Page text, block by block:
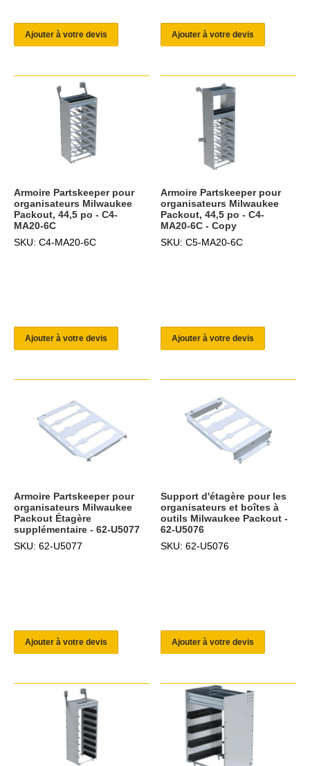
Ajouter à votre devis Ajouter à votre devis
Armoire Partskeeper pour
organisateurs Milwaukee
Packout, 44,5 po - C4-
MA20-6C
SKU: C4-MA20-6C
Ajouter à votre devis
Armoire Partskeeper pour
organisateurs Milwaukee
Packout, 44,5 po - C4-
MA20-6C - Copy
SKU: C5-MA20-6C
Ajouter à votre devis
Armoire Partskeeper pour
organisateurs Milwaukee
Packout Étagère
supplémentaire - 62-U5077
SKU: 62-U5077
Ajouter à votre devis
Support d'étagère pour les
organisateurs et boîtes à
outils Milwaukee Packout -
62-U5076
SKU: 62-U5076
Ajouter à votre devis